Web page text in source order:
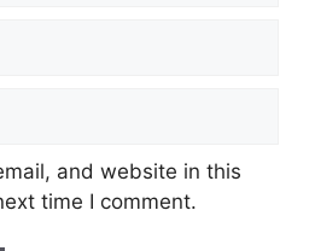
and website in this
time I comment.